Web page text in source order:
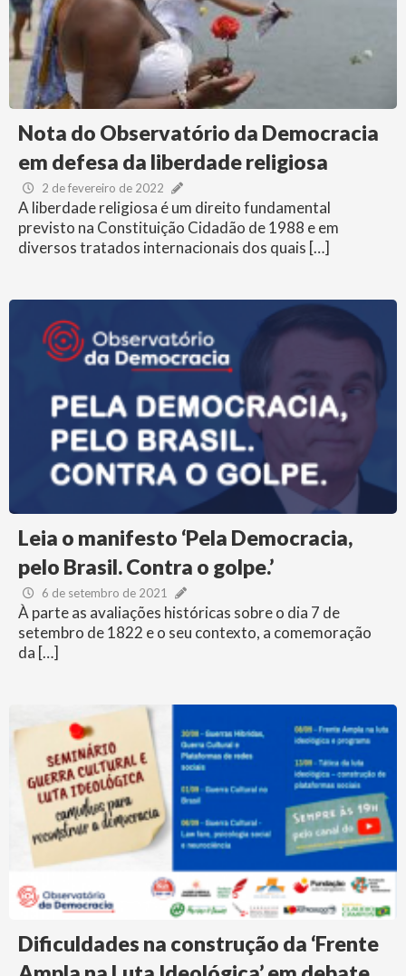
Nota do Observatório da Democracia
em defesa da liberdade religiosa
2 de fevereiro de 2022
A liberdade religiosa é um direito fundamental
previsto na Constituição Cidadão de 1988 e em
diversos tratados internacionais dos quais […]
Leia o manifesto ‘Pela Democracia,
pelo Brasil. Contra o golpe.’
6 de setembro de 2021
À parte as avaliações históricas sobre o dia 7 de
setembro de 1822 e o seu contexto, a comemoração
da […]
Dificuldades na construção da ‘Frente